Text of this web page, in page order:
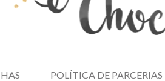
POLÍTICA DE PARCERIAS